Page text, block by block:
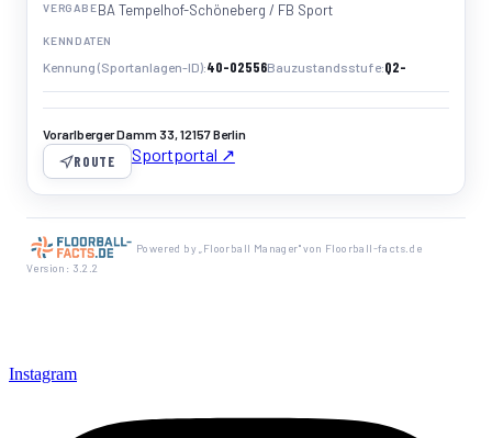
VERGABEBA Tempelhof-Schöneberg / FB Sport
KENNDATEN
Kennung (Sportanlagen-ID) 40-02556Bauzustandsstufe Q2-
Vorarlberger Damm 33, 12157 Berlin
ROUTE Sportportal ↗
Powered by „Floorball Manager" von Floorball-facts.de
Version: 3.2.2
Instagram